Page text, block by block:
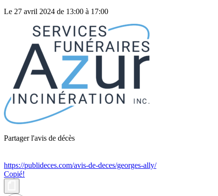
Le 27 avril 2024 de 13:00 à 17:00
Partager l'avis de décès
https://publideces.com/avis-de-deces/georges-ally/
Copié!